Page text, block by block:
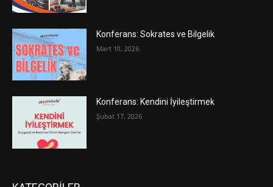
Konferans: Sokrates ve Bilgelik
Mart 10, 2026
Konferans: Kendini İyileştirmek
Şubat 17, 2026